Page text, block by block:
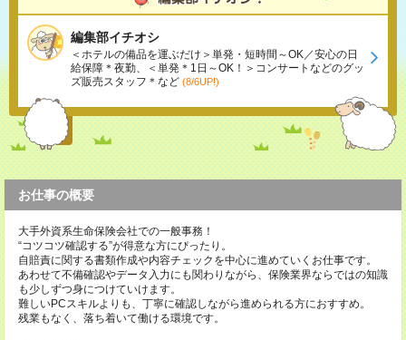
編集部イチオシ
＜ホテルの備品を運ぶだけ＞単発・短時間～OK／安心の日
給保障＊夜勤、＜単発＊1日～OK！＞コンサートなどのグッ
ズ販売スタッフ＊など (8/6UP!)
お仕事の概要
大手外資系生命保険会社での一般事務！
“コツコツ確認する”が得意な方にぴったり。
自賠責に関する書類作成や内容チェックを中心に進めていくお仕事です。
あわせて不備確認やデータ入力にも関わりながら、保険業界ならではの知識
も少しずつ身につけていけます。
難しいPCスキルよりも、丁寧に確認しながら進められる方におすすめ。
残業もなく、落ち着いて働ける環境です。